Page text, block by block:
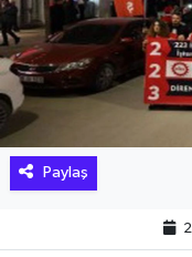
Paylaş
İLGİNÇ
KADIN
KÜLTÜR